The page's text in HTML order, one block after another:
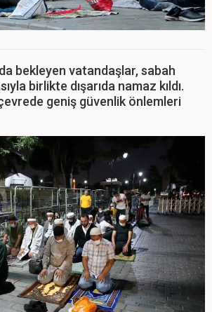
bekleyen vatandaşlar, sabah
birlikte dışarıda namaz kıldı.
geniş güvenlik önlemleri